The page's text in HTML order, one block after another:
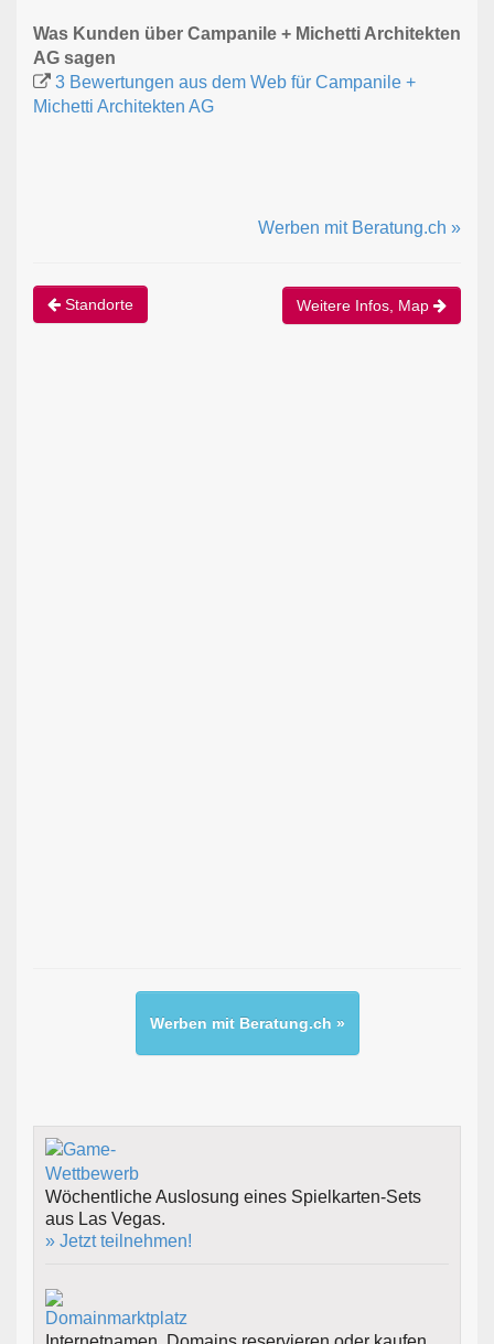
Was Kunden über Campanile + Michetti Architekten
AG sagen
3 Bewertungen aus dem Web für Campanile +
Michetti Architekten AG
Werben mit Beratung.ch »
Standorte Weitere Infos, Map
Werben mit Beratung.ch »
Wöchentliche Auslosung eines Spielkarten-Sets
aus Las Vegas.
» Jetzt teilnehmen!